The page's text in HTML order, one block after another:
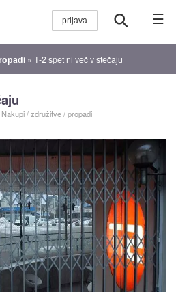
☰
»T-2 spet ni več v stečaju
Nakupi / združitve / propadi